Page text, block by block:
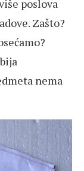
poslova
Zašto?
nema